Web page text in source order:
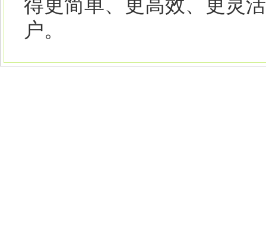
得更简单、更高效、更灵
户。